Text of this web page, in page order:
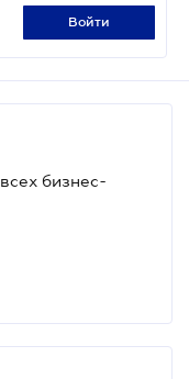
войти
бизнес-